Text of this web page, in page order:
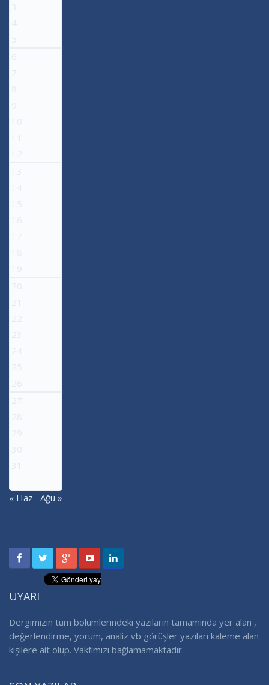
3
4
5
6
7
8
9
10
11
12
13
14
15
16
17
18
19
20
21
22
23
24
25
26
27
28
29
30
31
« Haz Ağu »
:
UYARI
Dergimizin tüm bölümlerindeki yazıların tamamında yer alan ,
değerlendirme, yorum, analiz vb görüşler yazıları kaleme alan
kişilere ait olup. Vakfımızı bağlamamaktadır.